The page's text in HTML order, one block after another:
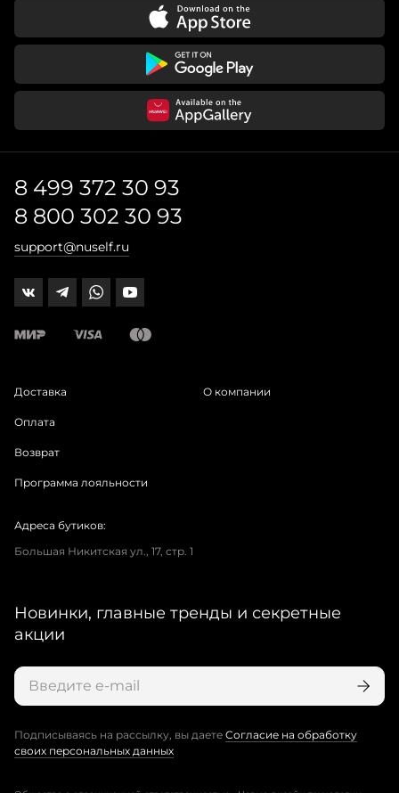
8 499 372 30 93
8 800 302 30 93
support@nuself.ru
Доставка
Оплата
Возврат
Программа лояльности
О компании
Адреса бутиков:
Большая Никитская ул., 17, стр. 1
Новинки, главные тренды и секретные
акции
Подписываясь на рассылку, вы даете Согласие на обработку
своих персональных данных